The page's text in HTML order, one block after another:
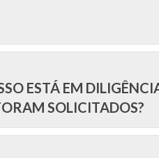
ESTÁ EM
SOLICITADOS?